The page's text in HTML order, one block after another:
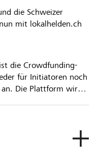
die Schweizer
mit lokalhelden.ch
die Crowdfunding-
für Initiatoren noch
Die Plattform wird